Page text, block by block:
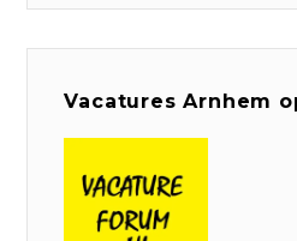
Vacatures Arnhem